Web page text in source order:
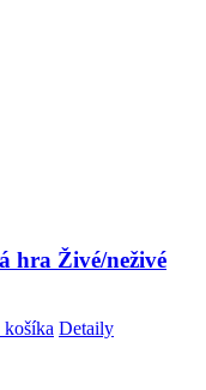
hra Živé/neživé
Detaily